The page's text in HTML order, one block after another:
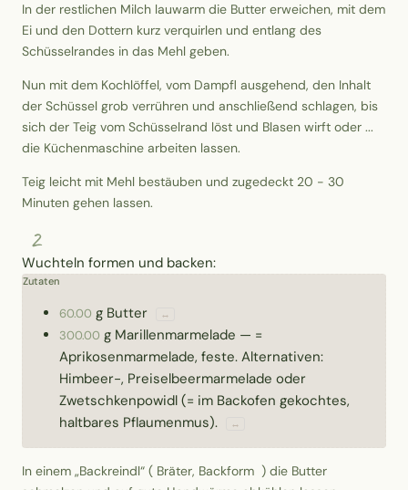
In der restlichen Milch lauwarm die Butter erweichen, mit dem
Ei und den Dottern kurz verquirlen und entlang des
Schüsselrandes in das Mehl geben.
Nun mit dem Kochlöffel, vom Dampfl ausgehend, den Inhalt
der Schüssel grob verrühren und anschließend schlagen, bis
sich der Teig vom Schüsselrand löst und Blasen wirft oder ...
die Küchenmaschine arbeiten lassen.
Teig leicht mit Mehl bestäuben und zugedeckt 20 - 30
Minuten gehen lassen.
2
Wuchteln formen und backen:
Zutaten
60.00 g Butter ↔
300.00 g Marillenmarmelade — =
Aprikosenmarmelade, feste. Alternativen:
Himbeer-, Preiselbeermarmelade oder
Zwetschkenpowidl (= im Backofen gekochtes,
haltbares Pflaumenmus).
↔
In einem „Backreindl“ ( Bräter, Backform ) die Butter